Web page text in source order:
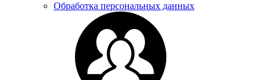
Обработка персональных данных